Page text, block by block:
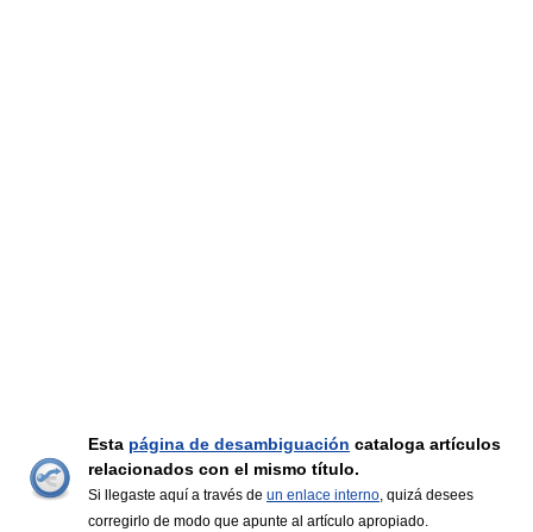
Esta página de desambiguación cataloga artículos
relacionados con el mismo título.
Si llegaste aquí a través de un enlace interno, quizá desees
corregirlo de modo que apunte al artículo apropiado.